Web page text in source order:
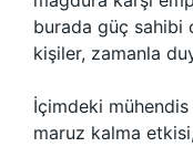
burada güç sahibi
kişiler, zamanla
İçimdeki mühendis
maruz kalma